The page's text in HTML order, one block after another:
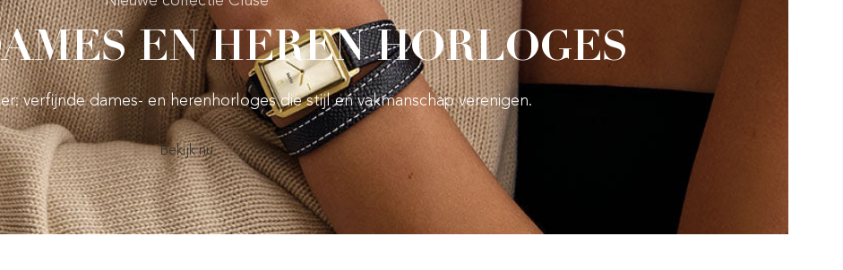
EN HEREN HORLOGES
verfijnde dames- en herenhorloges die stijl en vakmanschap verenigen.
Bekijk nu